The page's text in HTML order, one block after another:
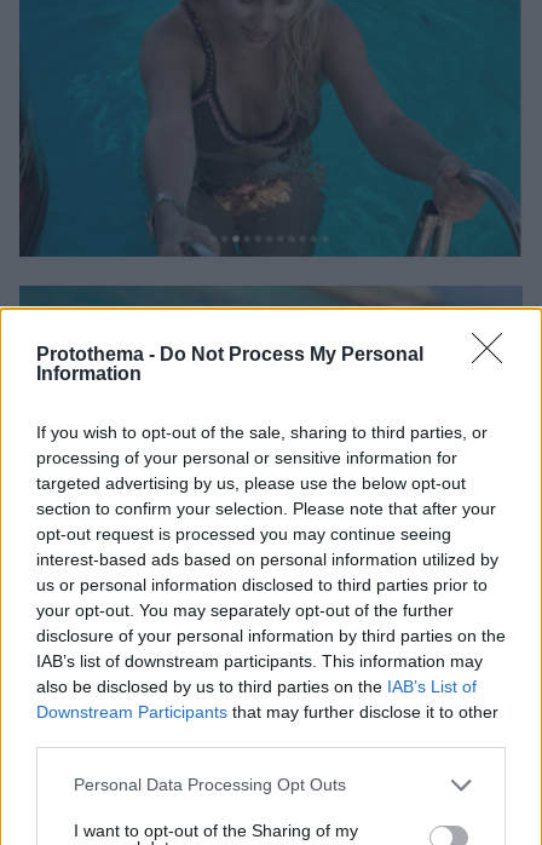
Protothema - Do Not Process My Personal
Information
If you wish to opt-out of the sale, sharing to third parties, or
processing of your personal or sensitive information for
targeted advertising by us, please use the below opt-out
section to confirm your selection. Please note that after your
opt-out request is processed you may continue seeing
interest-based ads based on personal information utilized by
us or personal information disclosed to third parties prior to
your opt-out. You may separately opt-out of the further
disclosure of your personal information by third parties on the
IAB’s list of downstream participants. This information may
also be disclosed by us to third parties on the IAB’s List of
Downstream Participants that may further disclose it to other
Please note that this website/app uses one or more Google
not limited to your visit or usage behaviour. You may click to
Personal Data Processing Opt Outs
I want to opt-out of the Sharing of my